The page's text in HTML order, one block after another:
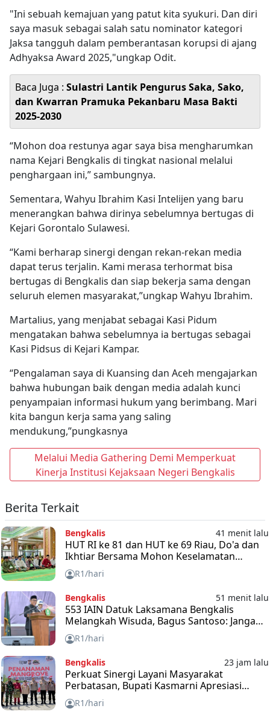
"Ini sebuah kemajuan yang patut kita syukuri. Dan diri
saya masuk sebagai salah satu nominator kategori
Jaksa tangguh dalam pemberantasan korupsi di ajang
Adhyaksa Award 2025,"ungkap Odit.
Baca Juga : Sulastri Lantik Pengurus Saka, Sako,
dan Kwarran Pramuka Pekanbaru Masa Bakti
2025-2030
“Mohon doa restunya agar saya bisa mengharumkan
nama Kejari Bengkalis di tingkat nasional melalui
penghargaan ini,” sambungnya.
Sementara, Wahyu Ibrahim Kasi Intelijen yang baru
menerangkan bahwa dirinya sebelumnya bertugas di
Kejari Gorontalo Sulawesi.
“Kami berharap sinergi dengan rekan-rekan media
dapat terus terjalin. Kami merasa terhormat bisa
bertugas di Bengkalis dan siap bekerja sama dengan
seluruh elemen masyarakat,”ungkap Wahyu Ibrahim.
Martalius, yang menjabat sebagai Kasi Pidum
mengatakan bahwa sebelumnya ia bertugas sebagai
Kasi Pidsus di Kejari Kampar.
“Pengalaman saya di Kuansing dan Aceh mengajarkan
bahwa hubungan baik dengan media adalah kunci
penyampaian informasi hukum yang berimbang. Mari
kita bangun kerja sama yang saling
mendukung,”pungkasnya
Melalui Media Gathering Demi Memperkuat
Kinerja Institusi Kejaksaan Negeri Bengkalis
Berita Terkait
Bengkalis 41 menit lalu
HUT RI ke 81 dan HUT ke 69 Riau, Do'a dan
Ikhtiar Bersama Mohon Keselamatan
Bangsa dan Negara
R1/hari
Bengkalis 51 menit lalu
553 IAIN Datuk Laksamana Bengkalis
Melangkah Wisuda, Bagus Santoso: Jangan
Takut Hadapi Tantangan
R1/hari
Bengkalis 23 jam lalu
Perkuat Sinergi Layani Masyarakat
Perbatasan, Bupati Kasmarni Apresiasi
Ekspedisi Merah Putih
R1/hari